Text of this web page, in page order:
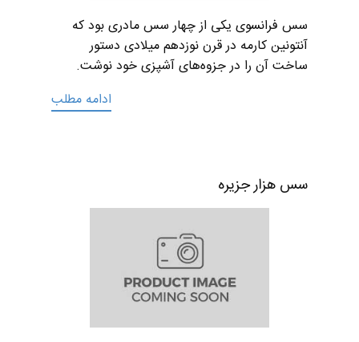
سس فرانسوی یکی از چهار سس مادری بود که
آنتونین کارمه در قرن نوزدهم میلادی دستور
ساخت آن را در جزوه‌های آشپزی خود نوشت.
ادامه مطلب
سس هزار جزیره